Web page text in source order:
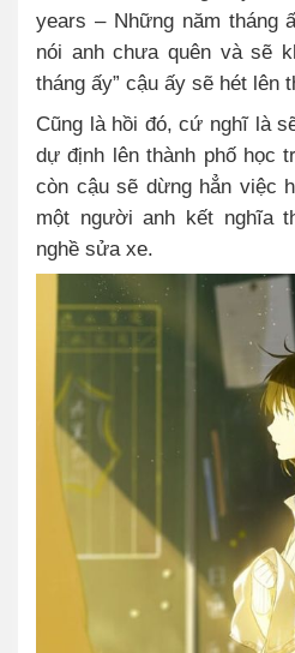
years – Những năm tháng
nói anh chưa quên và sẽ
tháng ấy” cậu ấy sẽ hét lên
Cũng là hồi đó, cứ nghĩ là
dự định lên thành phố học
còn cậu sẽ dừng hẳn việc
một người anh kết nghĩa
nghề sửa xe.